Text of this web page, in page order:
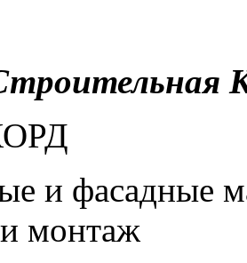
и фасадные
монтаж